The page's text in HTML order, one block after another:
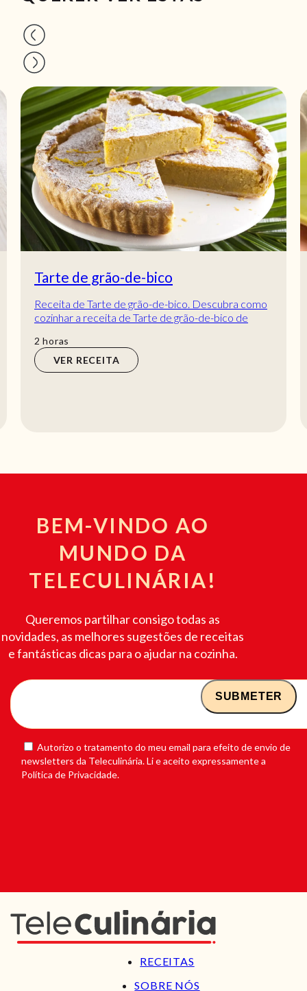
Semifrio de maracujá com palitos la
reine
Receita de Semifrio de maracujá com palitos la
reine. Descubra como cozinhar a receita de
Semifrio de maracujá com palitos la reine de
manei...
1 hora
hora 20min
min
BEM-VINDO AO
MUNDO DA
TELECULINÁRIA!
Queremos partilhar consigo todas as
novidades, as melhores sugestões de receitas
e fantásticas dicas para o ajudar na cozinha.
Autorizo o tratamento do meu email para efeito de envio de
newsletters da Teleculinária. Li e aceito expressamente a
Política de Privacidade.
RECEITAS
SOBRE NÓS